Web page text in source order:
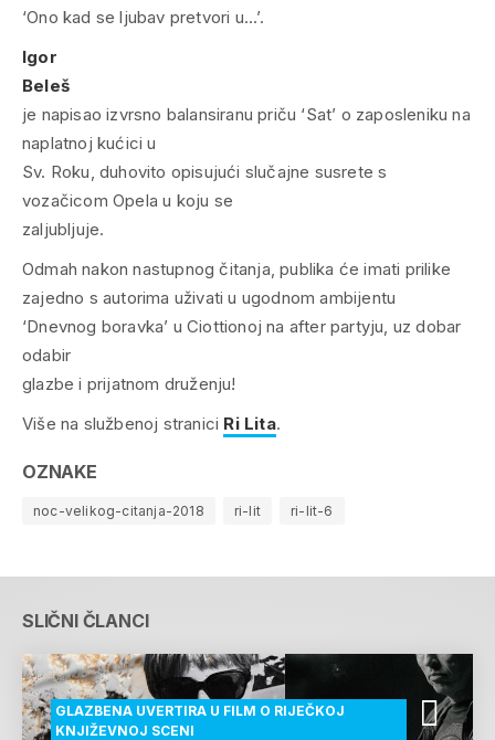
‘Ono kad se ljubav pretvori u…’.
Igor
Beleš
je napisao izvrsno balansiranu priču ‘Sat’ o zaposleniku na
naplatnoj kućici u
Sv. Roku, duhovito opisujući slučajne susrete s
vozačicom Opela u koju se
zaljubljuje.
Odmah nakon nastupnog čitanja, publika će imati prilike
zajedno s autorima uživati u ugodnom ambijentu
‘Dnevnog boravka’ u Ciottionoj na after partyju, uz dobar
odabir
glazbe i prijatnom druženju!
Više na službenoj stranici Ri Lita.
OZNAKE
noc-velikog-citanja-2018 ri-lit ri-lit-6
SLIČNI ČLANCI
GLAZBENA UVERTIRA U FILM O RIJEČKOJ
KNJIŽEVNOJ SCENI